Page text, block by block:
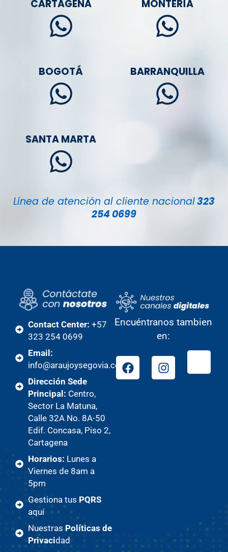
CARTAGENA MONTERÍA
BOGOTÁ BARRANQUILLA
SANTA MARTA
Línea de atención al cliente nacional323
254 0699
Contact Center: +57
323 254 0699
Email:
info@araujoysegovia.com
Dirección Sede
Principal: Centro,
Sector La Matuna,
Calle 32A No. 8A-50
Edif. Concasa, Piso 2,
Cartagena
Horarios: Lunes a
Viernes de 8am a
5pm
Gestiona tus PQRS
aquí
NuestrasPolíticas de
Privacidad
Encuéntranos tambien
en: